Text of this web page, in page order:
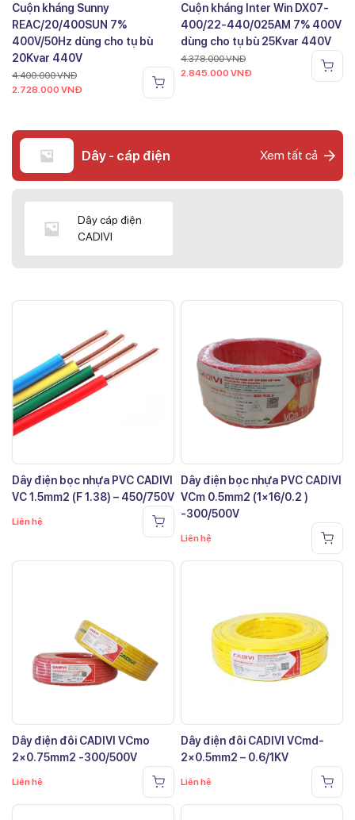
Cuộn kháng Sunny
REAC/20/400SUN 7%
400V/50Hz dùng cho tụ bù
20Kvar 440V
4.400.000VNĐ
2.728.000 VNĐ
Cuộn kháng Inter Win DX07-
400/22-440/025AM 7% 400V
dùng cho tụ bù 25Kvar 440V
4.378.000VNĐ
2.845.000 VNĐ
Dây - cáp điện Xem tất cả
Dây cáp điện
CADIVI
Dây điện bọc nhựa PVC CADIVI
VC 1.5mm2 (F 1.38) – 450/750V
Liên hệ
Dây điện bọc nhựa PVC CADIVI
VCm 0.5mm2 (1×16/0.2 )
-300/500V
Liên hệ
Dây điện đôi CADIVI VCmo
2×0.75mm2 -300/500V
Liên hệ
Dây điện đôi CADIVI VCmd-
2×0.5mm2 – 0.6/1KV
Liên hệ